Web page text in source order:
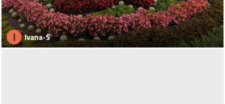
I Ivana-S